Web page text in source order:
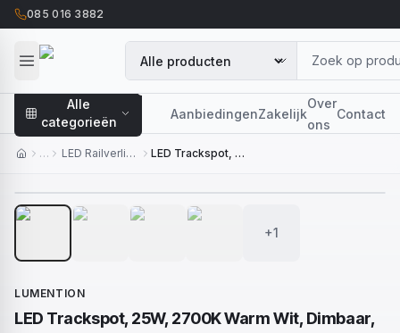
085 016 3882
Alle
categorieën
AanbiedingenZakelijk
Over
ons
Contact
… LED Railverlichting
LED Trackspot, 25W, 2700K Warm Wit, Dimbaar, Wit
+1
LUMENTION
LED Trackspot, 25W, 2700K Warm Wit, Dimbaar,